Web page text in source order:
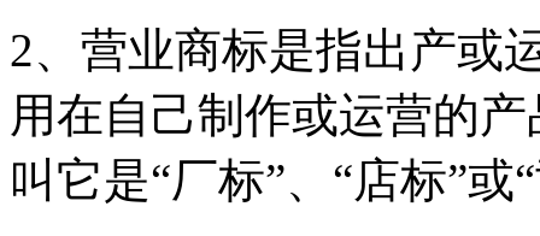
2、营业商标是指出产或
用在自己制作或运营的
叫它是“厂标”、“店标”或